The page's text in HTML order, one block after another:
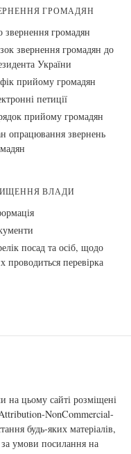
ГРОМАДЯН
звернення громадян
звернення громадян до
України
прийому громадян
петиції
прийому громадян
опрацювання звернень
ВЛАДИ
посад та осіб, щодо
проводиться перевірка
на цьому сайті розміщені
NonCommercial-
будь-яких матеріалів,
за умови посилання на